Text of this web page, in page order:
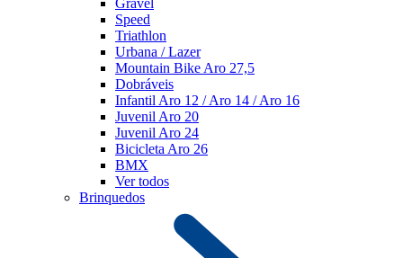
Gravel
Speed
Triathlon
Urbana / Lazer
Mountain Bike Aro 27,5
Dobráveis
Infantil Aro 12 / Aro 14 / Aro 16
Juvenil Aro 20
Juvenil Aro 24
Bicicleta Aro 26
BMX
Ver todos
Brinquedos